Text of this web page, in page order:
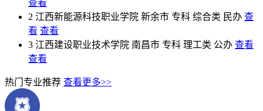
查看
2 江西新能源科技职业学院 新余市 专科 综合类 民办 查
看 查看
3 江西建设职业技术学院 南昌市 专科 理工类 公办 查看
查看
热门专业推荐 查看更多>>